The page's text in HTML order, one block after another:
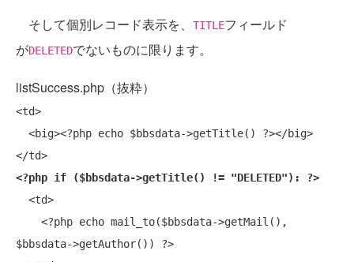
そして個別レコード表示を、 TITLEフィールド
がDELETEDでないものに限ります。
listSuccess.php（抜粋）
<td>
  <big><?php
echo $bbsdata->getTitle() ?></big>
<?php if ($bbsdata->getTitle() != "DELETED"): ?>
    <?php
echo mail_to($bbsdata->getMail(),
$bbsdata->getAuthor()) ?>